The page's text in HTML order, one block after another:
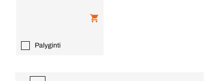
Palyginti